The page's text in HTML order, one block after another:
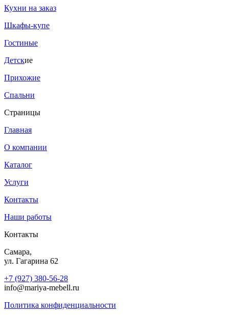
Кухни на заказ
Шкафы-купе
Гостиные
Детские
Прихожие
Спальни
Страницы
Главная
О компании
Каталог
Услуги
Контакты
Наши работы
Контакты
Самара,
ул. Гагарина 62
+7 (927) 380-56-28
info@mariya-mebell.ru
Политика конфиденциальности